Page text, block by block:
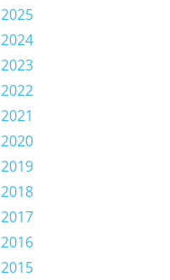
2025
2024
2023
2022
2021
2020
2019
2018
2017
2016
2015